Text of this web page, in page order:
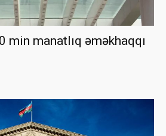
min manatlıq əməkhaqqı